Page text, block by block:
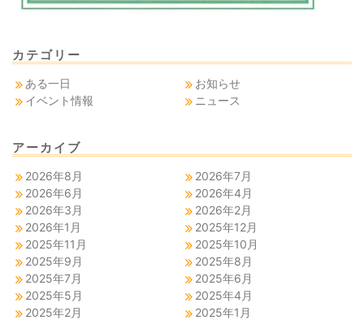
カテゴリー
ある一日
お知らせ
イベント情報
ニュース
アーカイブ
2026年8月
2026年7月
2026年6月
2026年4月
2026年3月
2026年2月
2026年1月
2025年12月
2025年11月
2025年10月
2025年9月
2025年8月
2025年7月
2025年6月
2025年5月
2025年4月
2025年2月
2025年1月